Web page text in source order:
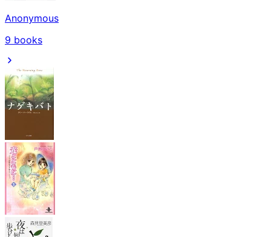
Anonymous
9 books